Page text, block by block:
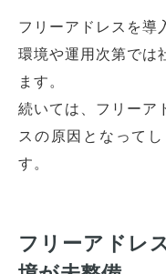
フリーアドレスを導
環境や運用次第では
ます。
続いては、フリーア
スの原因となって
す。
フリーアドレ